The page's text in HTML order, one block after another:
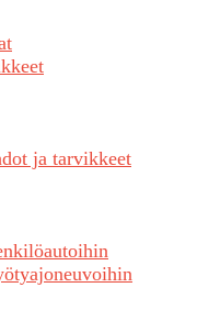
ja tarvikkeet